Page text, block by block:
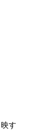
す